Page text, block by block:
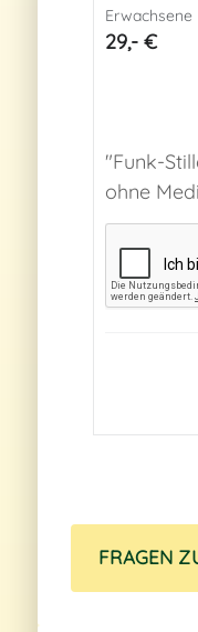
Erwachsene
29,- €
"Funk-
ohne
FRAGEN